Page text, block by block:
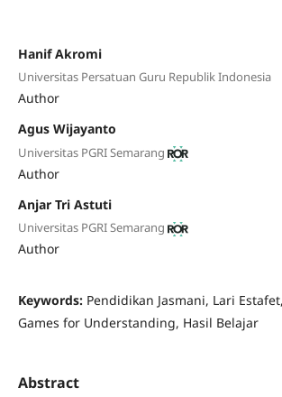
Hanif Akromi
Universitas Persatuan Guru Republik Indonesia
Author
Agus Wijayanto
Universitas PGRI Semarang
Author
Anjar Tri Astuti
Universitas PGRI Semarang
Author
Keywords: Pendidikan Jasmani, Lari
Games for Understanding, Hasil Belajar
Abstract